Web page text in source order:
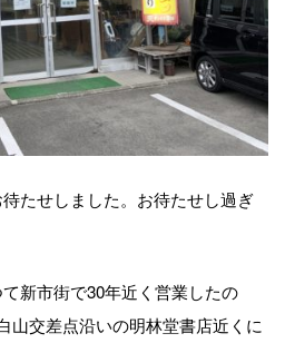
たせしました。お待たせし過ぎ
新市街で30年近く営業したの
山交差点沿いの明林堂書店近くに